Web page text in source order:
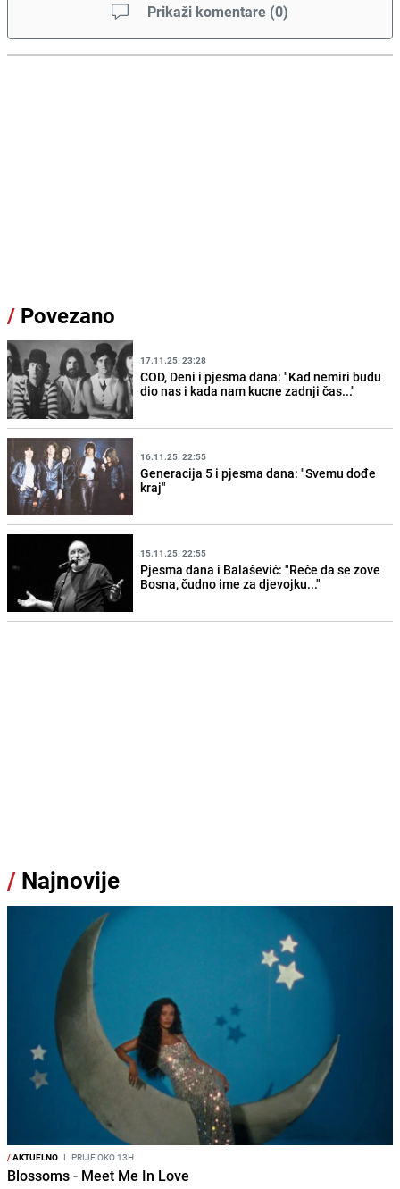
Prikaži komentare (0)
/ Povezano
17.11.25. 23:28
COD, Deni i pjesma dana: "Kad nemiri budu
dio nas i kada nam kucne zadnji čas..."
16.11.25. 22:55
Generacija 5 i pjesma dana: "Svemu dođe
kraj"
15.11.25. 22:55
Pjesma dana i Balašević: "Reče da se zove
Bosna, čudno ime za djevojku..."
/ Najnovije
/AKTUELNO I PRIJE OKO 13H
Blossoms - Meet Me In Love